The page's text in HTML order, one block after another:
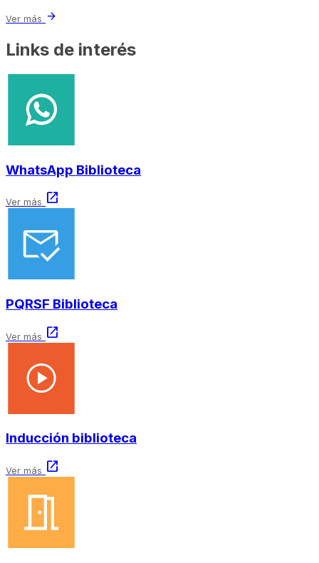
Ver más arrow_forward
Links de interés
WhatsApp Biblioteca
Ver más open_in_new
PQRSF Biblioteca
Ver más open_in_new
Inducción biblioteca
Ver más open_in_new